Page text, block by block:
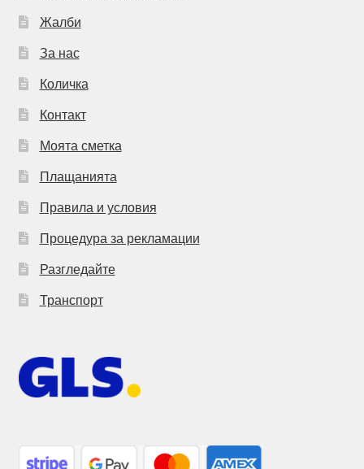
Жалби
За нас
Количка
Контакт
Моята сметка
Плащанията
Правила и условия
Процедура за рекламации
Разгледайте
Транспорт